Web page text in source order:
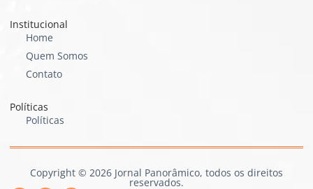
Institucional
Home
Quem Somos
Contato
Políticas
Políticas
Copyright © 2026 Jornal Panorâmico, todos os direitos
reservados.